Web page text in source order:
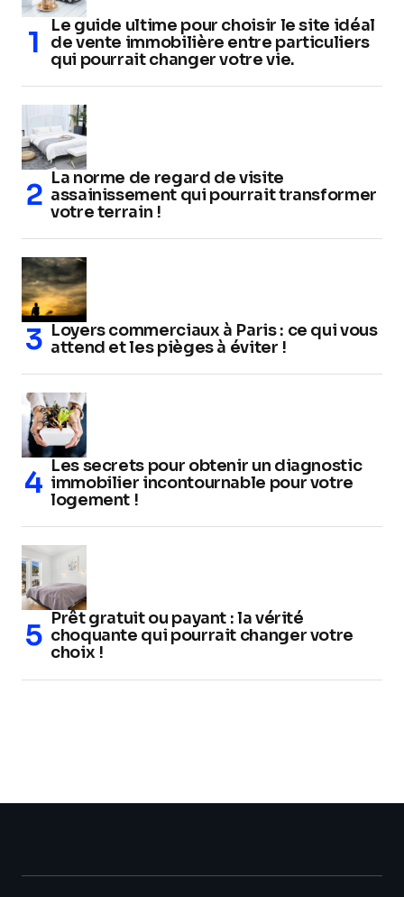
Le guide ultime pour choisir le site idéal
de vente immobilière entre particuliers
qui pourrait changer votre vie.
La norme de regard de visite
assainissement qui pourrait transformer
votre terrain !
Loyers commerciaux à Paris : ce qui vous
attend et les pièges à éviter !
Les secrets pour obtenir un diagnostic
immobilier incontournable pour votre
logement !
Prêt gratuit ou payant : la vérité
choquante qui pourrait changer votre
choix !